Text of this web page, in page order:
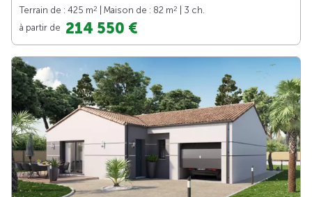
Terrain de : 425 m2 | Maison de : 82 m2
| 3 ch.
à partir de 214 550 €